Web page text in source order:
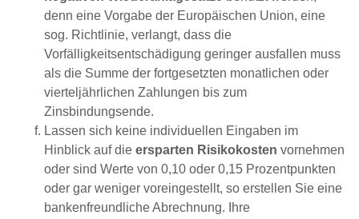
denn eine Vorgabe der Europäischen Union, eine
sog. Richtlinie, verlangt, dass die
Vorfälligkeitsentschädigung geringer ausfallen muss
als die Summe der fortgesetzten monatlichen oder
vierteljährlichen Zahlungen bis zum
Zinsbindungsende.
Lassen sich keine individuellen Eingaben im
Hinblick auf die ersparten Risikokosten vornehmen
oder sind Werte von 0,10 oder 0,15 Prozentpunkten
oder gar weniger voreingestellt, so erstellen Sie eine
bankenfreundliche Abrechnung. Ihre